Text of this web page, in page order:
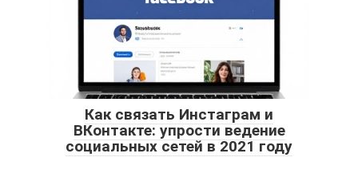
Как связать Инстаграм и
ВКонтакте: упрости ведение
социальных сетей в 2021 году